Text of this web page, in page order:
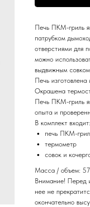
Печь ПКМ-гриль
патрубком
отверстиями для
можно
выдвижным
Печь
Окрашена
Печь ПКМ-гриль
опыта и
В комплект входит:
печь ПКМ-
термометр
совок и
Масса / объем:
Внимание! Перед
нее не
окончательно